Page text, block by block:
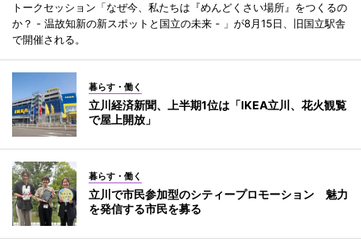
トークセッション「なぜ今、私たちは『めんどくさい場所』をつくるの
か？ - 温故知新の新スポットと国立の未来 - 」が8月15日、旧国立駅舎
で開催される。
暮らす・働く
立川経済新聞、上半期1位は「IKEA立川、花火観覧
で屋上開放」
暮らす・働く
立川で市民参加型のシティープロモーション 魅力
を発信する市民を募る